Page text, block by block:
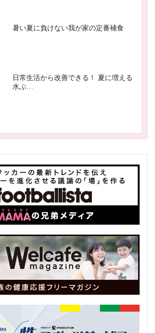
暑い夏に負けない我が家の定番補食
日常生活から改善できる！ 夏に増える
水ぶ…